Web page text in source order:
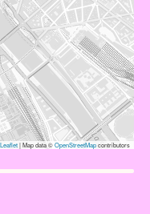
Leaflet|Map data ©OpenStreetMapcontributors